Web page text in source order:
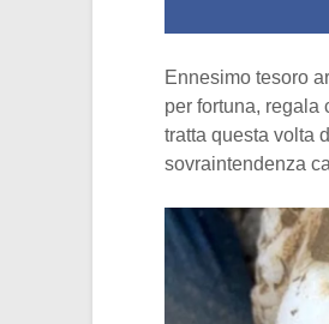
Ennesimo tesoro
per fortuna, regala
tratta questa volta
sovraintendenza